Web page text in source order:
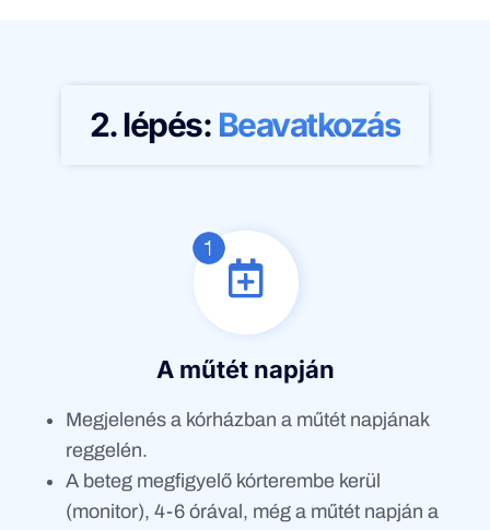
2. lépés: Beavatkozás
A műtét napján
Megjelenés a kórházban a műtét napjának
reggelén.
A beteg megfigyelő kórterembe kerül
(monitor), 4-6 órával, még a műtét napján a